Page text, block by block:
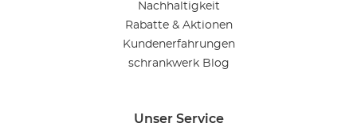
Nachhaltigkeit
Rabatte & Aktionen
Kundenerfahrungen
schrankwerk Blog
Unser Service